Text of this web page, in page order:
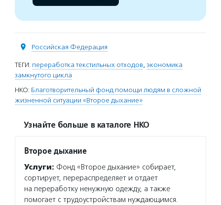
Российская Федерация
ТЕГИ: переработка текстильных отходов, экономика
замкнутого цикла
НКО: Благотворительный фонд помощи людям в сложной
жизненной ситуации «Второе дыхание»
Узнайте больше в каталоге НКО
Второе дыхание
Услуги: Фонд «Второе дыхание» собирает,
сортирует, перераспределяет и отдает
на переработку ненужную одежду, а также
помогает с трудоустройствам нуждающимся.